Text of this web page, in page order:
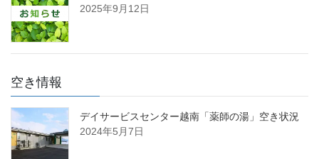
2025年9月12日
空き情報
デイサービスセンター越南「薬師の湯」空き状況
2024年5月7日